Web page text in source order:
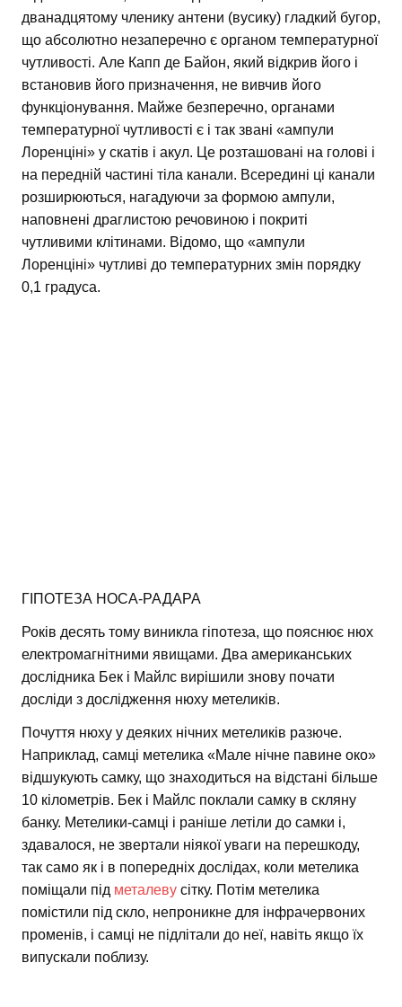
дванадцятому членику антени (вусику) гладкий бугор,
що абсолютно незаперечно є органом температурної
чутливості. Але Капп де Байон, який відкрив його і
встановив його призначення, не вивчив його
функціонування. Майже безперечно, органами
температурної чутливості є і так звані «ампули
Лоренціні» у скатів і акул. Це розташовані на голові і
на передній частині тіла канали. Всередині ці канали
розширюються, нагадуючи за формою ампули,
наповнені драглистою речовиною і покриті
чутливими клітинами. Відомо, що «ампули
Лоренціні» чутливі до температурних змін порядку
0,1 градуса.
ГІПОТЕЗА НОСА-РАДАРА
Років десять тому виникла гіпотеза, що пояснює нюх
електромагнітними явищами. Два американських
дослідника Бек і Майлс вирішили знову почати
досліди з дослідження нюху метеликів.
Почуття нюху у деяких нічних метеликів разюче.
Наприклад, самці метелика «Мале нічне павине око»
відшукують самку, що знаходиться на відстані більше
10 кілометрів. Бек і Майлс поклали самку в скляну
банку. Метелики-самці і раніше летіли до самки і,
здавалося, не звертали ніякої уваги на перешкоду,
так само як і в попередніх дослідах, коли метелика
поміщали під металеву сітку. Потім метелика
помістили під скло, непроникне для інфрачервоних
променів, і самці не підлітали до неї, навіть якщо їх
випускали поблизу.